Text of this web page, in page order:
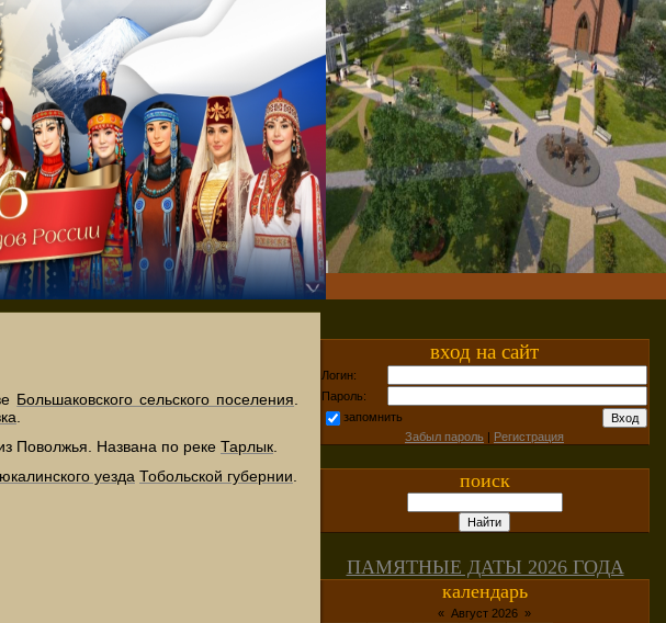
Большаковского сельского поселения.
.
Поволжья. Названа по реке Тарлык
уезда Тобольской губернии
вход на сайт
Логин:
Пароль:
запомнить
Забыл пароль | Регистрация
поиск
ПАМЯТНЫЕ ДАТЫ 2026 ГОДА
календарь
« Август 2026 »